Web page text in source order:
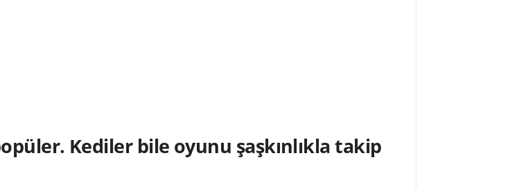
Kediler bile oyunu şaşkınlıkla takip